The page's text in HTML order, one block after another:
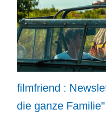
filmfriend :
die ganze Familie"